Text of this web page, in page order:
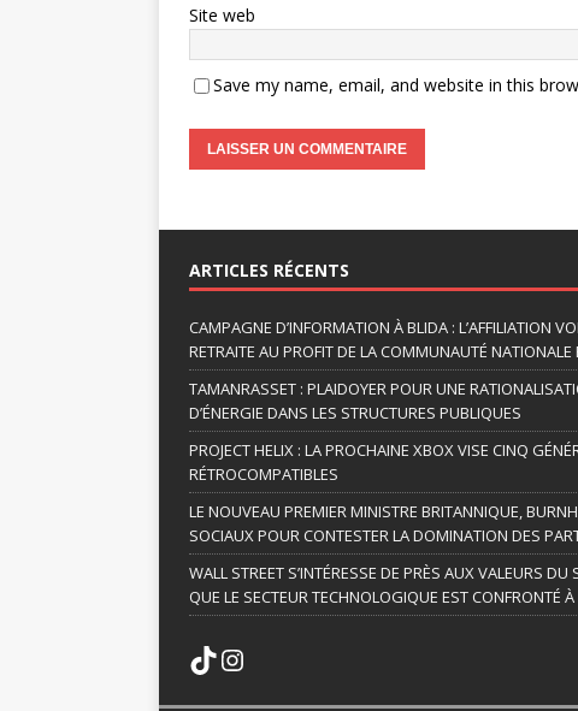
Site web
Save my name, email, and website in this
t
e
r
n
a
t
i
v
e
:
ARTICLES RÉCENTS
CAMPAGNE D’INFORMATION À BLIDA : L’AFFILIATION
RETRAITE AU PROFIT DE LA COMMUNAUTÉ NATIONALE
TAMANRASSET : PLAIDOYER POUR UNE
D’ÉNERGIE DANS LES STRUCTURES PUBLIQUES
PROJECT HELIX : LA PROCHAINE XBOX VISE CINQ
RÉTROCOMPATIBLES
LE NOUVEAU PREMIER MINISTRE BRITANNIQUE,
SOCIAUX POUR CONTESTER LA DOMINATION DES
WALL STREET S’INTÉRESSE DE PRÈS AUX VALEURS DU
QUE LE SECTEUR TECHNOLOGIQUE EST CONFRONTÉ